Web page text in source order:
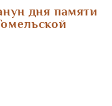
дня памяти